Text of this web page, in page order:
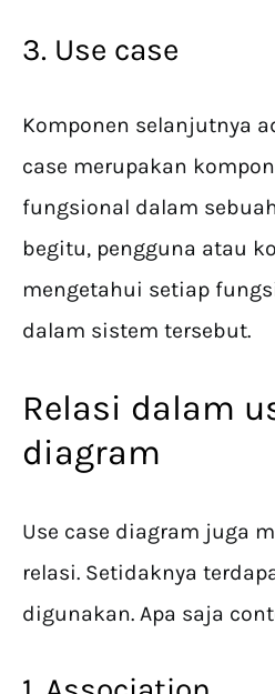
3. Use case
Komponen selanjutnya
case merupakan
fungsional dalam
begitu, pengguna atau
mengetahui setiap
dalam sistem tersebut.
Relasi dalam
diagram
Use case diagram juga
relasi. Setidaknya
digunakan. Apa saja